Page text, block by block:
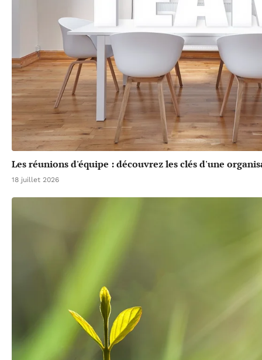
Les réunions d'équipe : découvrez les clés d'une
18 juillet 2026